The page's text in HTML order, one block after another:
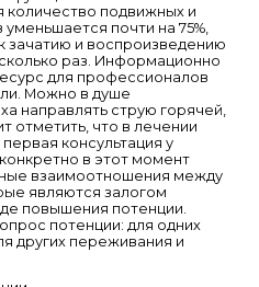
количество подвижных и
почти на 75%,
зачатию и воспроизведению
раз. Информационно
для профессионалов
Можно в душе
направлять струю горячей,
отметить, что в лечении
консультация у
в этот момент
взаимоотношения между
являются залогом
повышения потенции.
потенции: для одних
других переживания и